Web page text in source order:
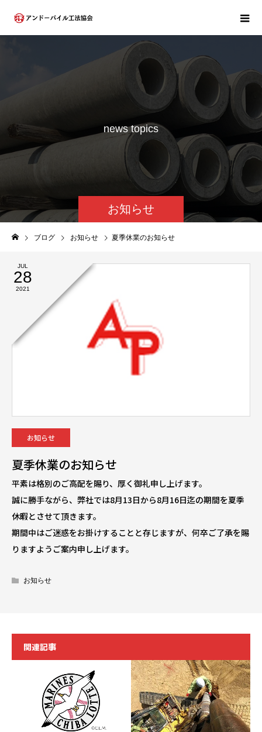
お知らせ
news topics
ブログ お知らせ 夏季休業のお知らせ
JUL
28
2021
お知らせ
夏季休業のお知らせ
平素は格別のご高配を賜り、厚く御礼申し上げます。
誠に勝手ながら、弊社では8月13日から8月16日迄の期間を夏季
休暇とさせて頂きます。
期間中はご迷惑をお掛けすることと存じますが、何卒ご了承を賜
りますようご案内申し上げます。
お知らせ
関連記事